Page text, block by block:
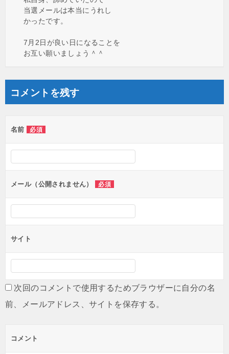
当選メールは本当にうれし
かったです。
7月2日が良い日になることを
お互い願いましょう＾＾
コメントを残す
名前 必須
メール（公開されません） 必須
サイト
次回のコメントで使用するためブラウザーに自分の名
前、メールアドレス、サイトを保存する。
コメント